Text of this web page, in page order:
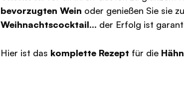
bevorzugten Wein oder genießen Sie sie
Weihnachtscocktail... der Erfolg ist
Hier ist das komplette Rezept für die